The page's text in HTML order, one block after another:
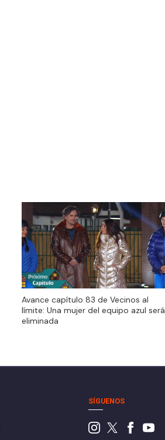
límite: Una mujer del equipo azul será
eliminada
Avance capítulo 83 de Vecinos al
límite: Una mujer del equipo azul será
eliminada
SÍGUENOS